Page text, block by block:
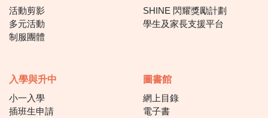
活動剪影
多元活動
制服團體
SHINE 閃耀獎勵計劃
學生及家長支援平台
入學與升中
小一入學
插班生申請
圖書館
網上目錄
電子書